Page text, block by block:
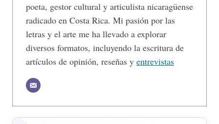
poeta, gestor cultural y articulista nicaragüense
radicado en Costa Rica. Mi pasión por las
letras y el arte me ha llevado a explorar
diversos formatos, incluyendo la escritura de
artículos de opinión, reseñas y entrevistas